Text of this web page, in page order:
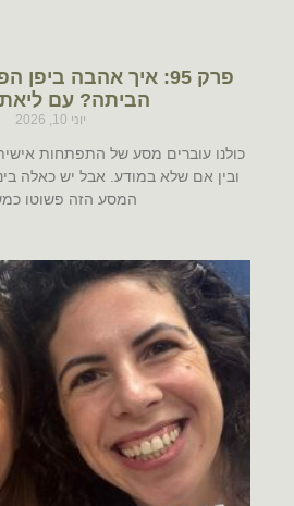
פרק 95: איך אהבה
הביתה? עם
יוני 10, 2026
כולנו עוברים מסע של התפתחות
ובין אם שלא במודע. אבל יש כאלה
המסע הזה פשוטו